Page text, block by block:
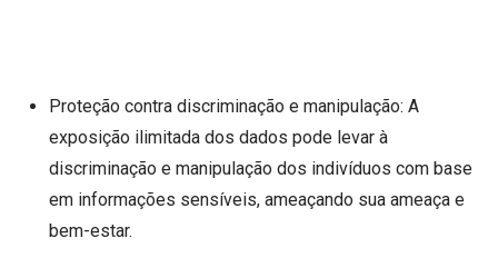
Proteção contra discriminação e manipulação: A
exposição ilimitada dos dados pode levar à
discriminação e manipulação dos indivíduos com base
em informações sensíveis, ameaçando sua ameaça e
bem-estar.